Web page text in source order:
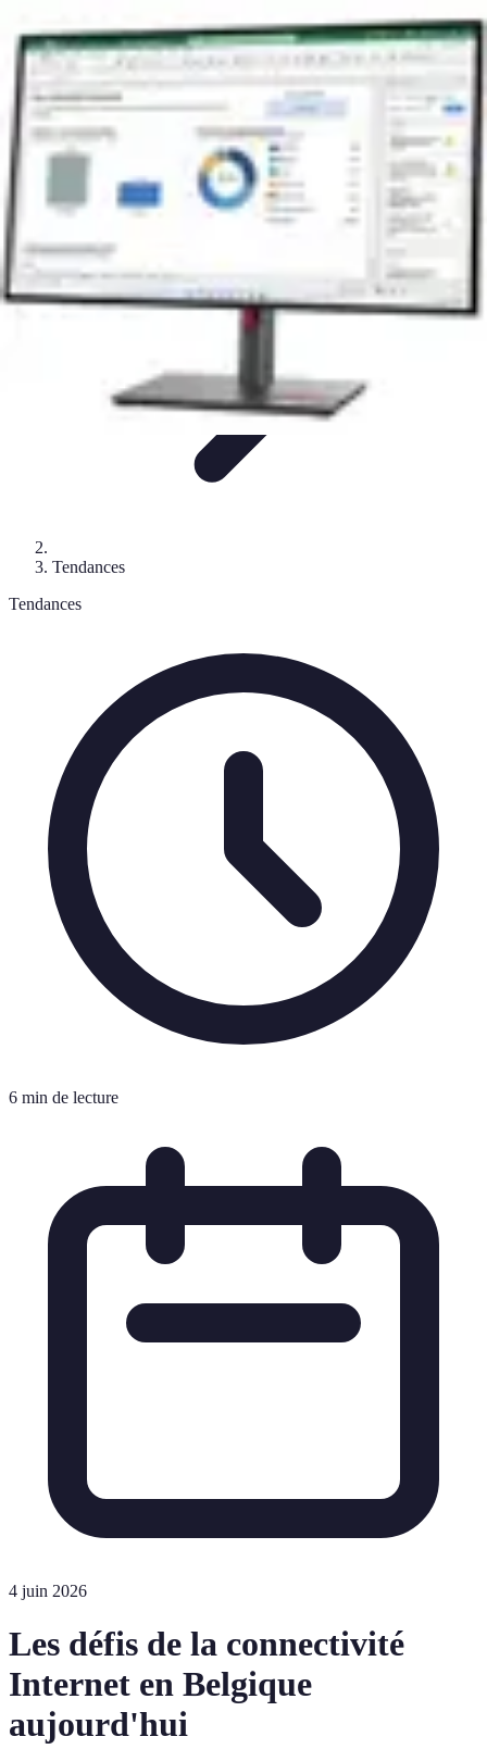
Objets ConnectésGuides et TutorielsSécurité des objets
connectésTendancesObjets connectés
Connect Belgium
Tendances
Tendances
6 min de lecture
4 juin 2026
Les défis de la connectivité
Internet en Belgique
aujourd'hui